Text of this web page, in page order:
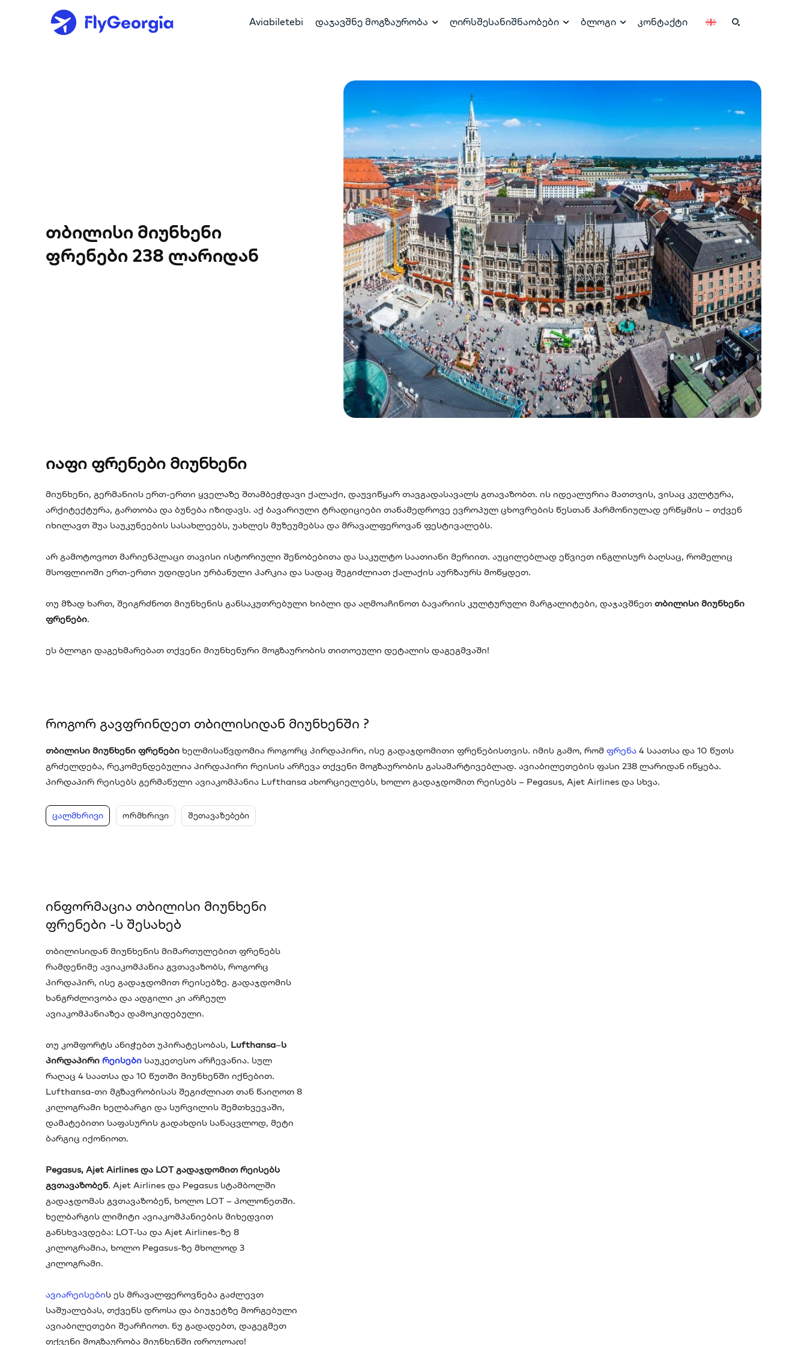
Aviabiletebi დაჯავშნე მოგზაურობა ღირსშესანიშნაობები ბლოგი კონტაქტი
თბილისი მიუნხენი
ფრენები 238 ლარიდან
იაფი ფრენები მიუნხენი
მიუნხენი, გერმანიის ერთ-ერთი ყველაზე შთამბეჭდავი ქალაქი, დაუვიწყარ თავგადასავალს გთავაზობთ. ის იდეალურია მათთვის, ვისაც კულტურა,
არქიტექტურა, გართობა და ბუნება იზიდავს. აქ ბავარიული ტრადიციები თანამედროვე ევროპულ ცხოვრების წესთან ჰარმონიულად ერწყმის – თქვენ
იხილავთ შუა საუკუნეების სასახლეებს, უახლეს მუზეუმებსა და მრავალფეროვან ფესტივალებს.
არ გამოტოვოთ მარიენპლაცი თავისი ისტორიული შენობებითა და საკულტო საათიანი მერიით. აუცილებლად ეწვიეთ ინგლისურ ბაღსაც, რომელიც
მსოფლიოში ერთ-ერთი უდიდესი ურბანული პარკია და სადაც შეგიძლიათ ქალაქის აურზაურს მოწყდეთ.
თუ მზად ხართ, შეიგრძნოთ მიუნხენის განსაკუთრებული ხიბლი და აღმოაჩინოთ ბავარიის კულტურული მარგალიტები, დაჯავშნეთ თბილისი მიუნხენი
ფრენები.
ეს ბლოგი დაგეხმარებათ თქვენი მიუნხენური მოგზაურობის თითოეული დეტალის დაგეგმვაში!
როგორ გავფრინდეთ თბილისიდან მიუნხენში ?
თბილისი მიუნხენი ფრენები ხელმისაწვდომია როგორც პირდაპირი, ისე გადაჯდომითი ფრენებისთვის. იმის გამო, რომ ფრენა 4 საათსა და 10 წუთს
გრძელდება, რეკომენდებულია პირდაპირი რეისის არჩევა თქვენი მოგზაურობის გასამარტივებლად. ავიაბილეთების ფასი 238 ლარიდან იწყება.
პირდაპირ რეისებს გერმანული ავიაკომპანია Lufthansa ახორციელებს, ხოლო გადაჯდომით რეისებს – Pegasus, Ajet Airlines და სხვა.
ცალმხრივი ორმხრივი შეთავაზებები
ინფორმაცია თბილისი მიუნხენი
ფრენები -ს შესახებ
თბილისიდან მიუნხენის მიმართულებით ფრენებს
რამდენიმე ავიაკომპანია გვთავაზობს, როგორც
პირდაპირ, ისე გადაჯდომით რეისებზე. გადაჯდომის
ხანგრძლივობა და ადგილი კი არჩეულ
ავიაკომპანიაზეა დამოკიდებული.
თუ კომფორტს ანიჭებთ უპირატესობას, Lufthansa–ს
პირდაპირი რეისები საუკეთესო არჩევანია. სულ
რაღაც 4 საათსა და 10 წუთში მიუნხენში იქნებით.
Lufthansa-თი მგზავრობისას შეგიძლიათ თან წაიღოთ 8
კილოგრამი ხელბარგი და სურვილის შემთხვევაში,
დამატებითი საფასურის გადახდის სანაცვლოდ, მეტი
ბარგიც იქონიოთ.
Pegasus, Ajet Airlines და LOT გადაჯდომით რეისებს
გვთავაზობენ. Ajet Airlines და Pegasus სტამბოლში
გადაჯდომას გვთავაზობენ, ხოლო LOT – პოლონეთში.
ხელბარგის ლიმიტი ავიაკომპანიების მიხედვით
განსხვავდება: LOT-სა და Ajet Airlines-ზე 8
კილოგრამია, ხოლო Pegasus-ზე მხოლოდ 3
კილოგრამი.
ავიარეისების ეს მრავალფეროვნება გაძლევთ
საშუალებას, თქვენს დროსა და ბიუჯეტზე მორგებული
ავიაბილეთები შეარჩიოთ. ნუ გადადებთ, დაგეგმეთ
თქვენი მოგზაურობა მიუნხენში დროულად!